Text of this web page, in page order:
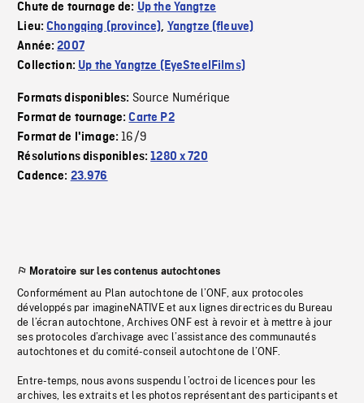
Chute de tournage de: Up the Yangtze
Lieu:Chongqing (province), Yangtze (fleuve)
Année:2007
Collection: Up the Yangtze (EyeSteelFilms)
Formats disponibles: Source Numérique
Format de tournage:Carte P2
Format de l'image:16/9
Résolutions disponibles:1280 x 720
Cadence: 23.976
Moratoire sur les contenus autochtones
Conformément au Plan autochtone de l’ONF, aux protocoles
développés par imagineNATIVE et aux lignes directrices du Bureau
de l’écran autochtone, Archives ONF est à revoir et à mettre à jour
ses protocoles d’archivage avec l’assistance des communautés
autochtones et du comité-conseil autochtone de l’ONF.
Entre-temps, nous avons suspendu l’octroi de licences pour les
archives, les extraits et les photos représentant des participants et